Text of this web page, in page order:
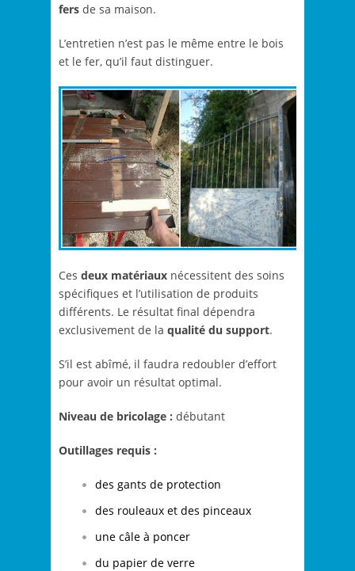
fers de sa maison.
L’entretien n’est pas le même entre le bois
et le fer, qu’il faut distinguer.
Ces deux matériaux nécessitent des soins
spécifiques et l’utilisation de produits
différents. Le résultat final dépendra
exclusivement de la qualité du support.
S’il est abîmé, il faudra redoubler d’effort
pour avoir un résultat optimal.
Niveau de bricolage : débutant
Outillages requis :
des gants de protection
des rouleaux et des pinceaux
une câle à poncer
du papier de verre